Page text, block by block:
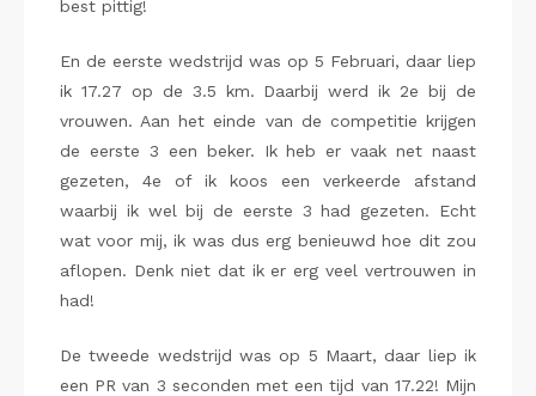
best pittig!
En de eerste wedstrijd was op 5 Februari, daar liep
ik 17.27 op de 3.5 km. Daarbij werd ik 2e bij de
vrouwen. Aan het einde van de competitie krijgen
de eerste 3 een beker. Ik heb er vaak net naast
gezeten, 4e of ik koos een verkeerde afstand
waarbij ik wel bij de eerste 3 had gezeten. Echt
wat voor mij, ik was dus erg benieuwd hoe dit zou
aflopen. Denk niet dat ik er erg veel vertrouwen in
had!
De tweede wedstrijd was op 5 Maart, daar liep ik
een PR van 3 seconden met een tijd van 17.22! Mijn